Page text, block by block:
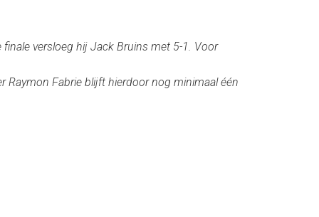
versloeg hij Jack Bruins met 5-1. Voor
Raymon Fabrie blijft hierdoor nog minimaal één